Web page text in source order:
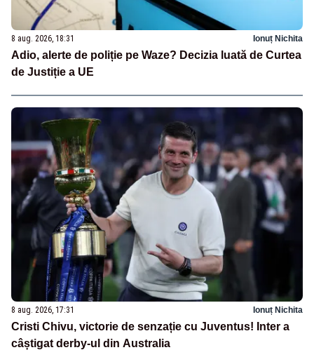
8 aug. 2026, 18:31 Ionuț Nichita
Adio, alerte de poliție pe Waze? Decizia luată de Curtea
de Justiție a UE
8 aug. 2026, 17:31 Ionuț Nichita
Cristi Chivu, victorie de senzație cu Juventus! Inter a
câștigat derby-ul din Australia